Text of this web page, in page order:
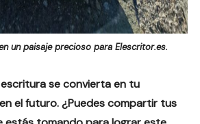
un paisaje precioso para Elescritor.es.
se convierta en tu
el futuro. ¿Puedes compartir tus